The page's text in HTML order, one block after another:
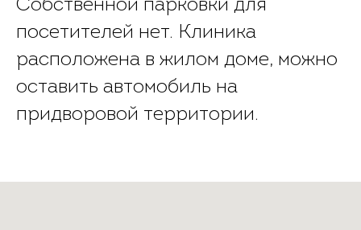
Собственной парковки для
посетителей нет. Клиника
расположена в жилом доме, можно
оставить автомобиль на
придворовой территории.